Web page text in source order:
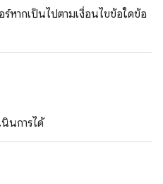
ร์หากเป็นไปตามเงื่อนไขข้อใดข้อ
นินการได้